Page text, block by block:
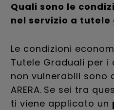
Quali sono le
nel servizio a tutele
Le condizioni
Tutele Graduali per
non vulnerabili sono
ARERA. Se sei tra
ti viene applicato un